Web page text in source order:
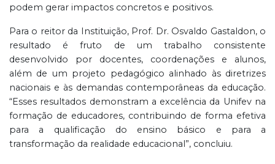
podem gerar impactos concretos e positivos.
Para o reitor da Instituição, Prof. Dr. Osvaldo Gastaldon, o
resultado é fruto de um trabalho consistente
desenvolvido por docentes, coordenações e alunos,
além de um projeto pedagógico alinhado às diretrizes
nacionais e às demandas contemporâneas da educação.
“Esses resultados demonstram a excelência da Unifev na
formação de educadores, contribuindo de forma efetiva
para a qualificação do ensino básico e para a
transformação da realidade educacional”, concluiu.